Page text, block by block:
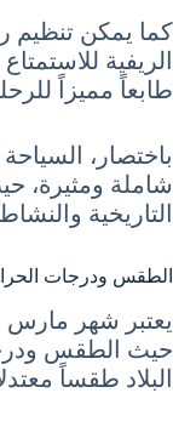
كما يمكن تنظيم
الريفية
طابعاً مميزاً
باختصار،
شاملة ومثيرة،
التاريخية
الطقس ودرجات
يعتبر شهر مارس
حيث الطقس
البلاد طقساً